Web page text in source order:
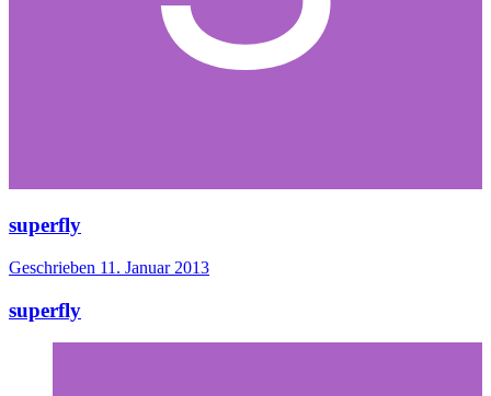
superfly
Geschrieben 11. Januar 2013
superfly